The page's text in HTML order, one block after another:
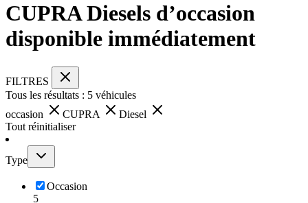
CUPRA Diesels d’occasion
disponible immédiatement
FILTRES
Tous les résultats : 5 véhicules
occasion
CUPRA
Diesel
Tout réinitialiser
Type
Occasion
5